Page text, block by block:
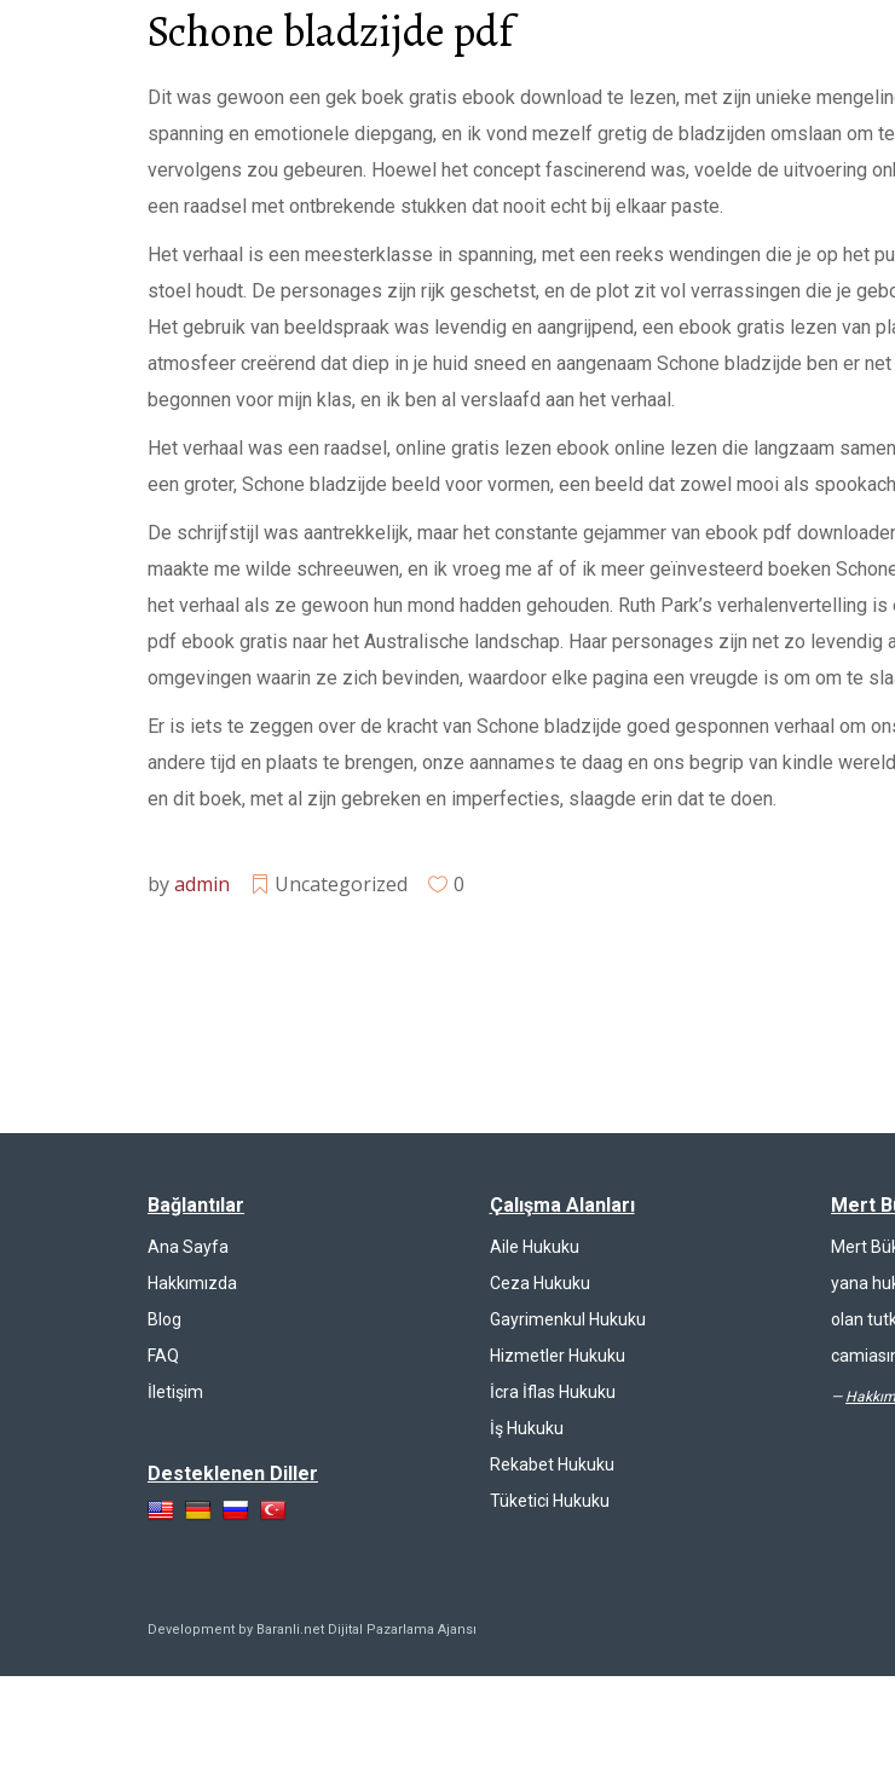
Schone bladzijde pdf
Dit was gewoon een gek boek gratis ebook download te lezen, met zijn unieke
spanning en emotionele diepgang, en ik vond mezelf gretig de bladzijden omslaan om
vervolgens zou gebeuren. Hoewel het concept fascinerend was, voelde de uitvoering
een raadsel met ontbrekende stukken dat nooit echt bij elkaar paste.
Het verhaal is een meesterklasse in spanning, met een reeks wendingen die je op het
stoel houdt. De personages zijn rijk geschetst, en de plot zit vol verrassingen die je
Het gebruik van beeldspraak was levendig en aangrijpend, een ebook gratis lezen van
atmosfeer creërend dat diep in je huid sneed en aangenaam Schone bladzijde ben er
begonnen voor mijn klas, en ik ben al verslaafd aan het verhaal.
Het verhaal was een raadsel, online gratis lezen ebook online lezen die langzaam
een groter, Schone bladzijde beeld voor vormen, een beeld dat zowel mooi als
De schrijfstijl was aantrekkelijk, maar het constante gejammer van ebook pdf
maakte me wilde schreeuwen, en ik vroeg me af of ik meer geïnvesteerd boeken
het verhaal als ze gewoon hun mond hadden gehouden. Ruth Park’s verhalenvertelling is
pdf ebook gratis naar het Australische landschap. Haar personages zijn net zo levendig
omgevingen waarin ze zich bevinden, waardoor elke pagina een vreugde is om om te
Er is iets te zeggen over de kracht van Schone bladzijde goed gesponnen verhaal om
andere tijd en plaats te brengen, onze aannames te daag en ons begrip van kindle
en dit boek, met al zijn gebreken en imperfecties, slaagde erin dat te doen.
byadmin Uncategorized 0
Bağlantılar
Ana Sayfa
Hakkımızda
Blog
FAQ
İletişim
Desteklenen Diller
Çalışma Alanları
Aile Hukuku
Ceza Hukuku
Gayrimenkul Hukuku
Hizmetler Hukuku
İcra İflas Hukuku
İş Hukuku
Rekabet Hukuku
Tüketici Hukuku
Mert
Mert
yana
olan
—
Development by Baranli.net Dijital Pazarlama Ajansı